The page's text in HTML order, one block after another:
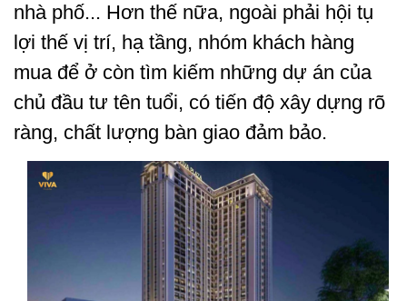
nhà phố... Hơn thế nữa, ngoài phải hội tụ
lợi thế vị trí, hạ tầng, nhóm khách hàng
mua để ở còn tìm kiếm những dự án của
chủ đầu tư tên tuổi, có tiến độ xây dựng rõ
ràng, chất lượng bàn giao đảm bảo.